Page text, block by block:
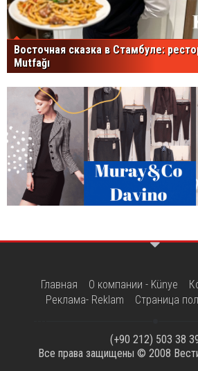
Восточная сказка в Стамбуле:
Mutfağı
Главная О компании - Künye
Реклама- Reklam
Страница
(+90 212) 503 38
Все права защищены © 2008